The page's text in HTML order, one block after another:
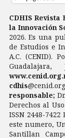
CDHIS
la Innovación
2026. Es una
de Estudios e
A.C. (CENID).
cdhis
responsable;
Derechos al
ISSN 2448-
este numero,
Santillan